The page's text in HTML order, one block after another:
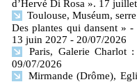
d’Hervé Di Rosa ». 17
Toulouse, Muséum,
Des plantes qui dansent »
13 juin 2027 - 20/07/2026
Paris, Galerie
09/07/2026
Mirmande (Drôme),